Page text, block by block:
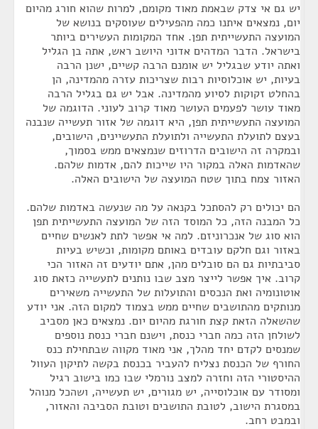
יש גם אי צדק שבאמת מאוד מקומם, למרות שהוא חורג מהיום
יום, נמצאים איתנו כמה מהפעילים שעוסקים בנושא של
המועצה התעשייתית תפן. אחד המקומות העשירים ביותר
בישראל. הדבר המדהים אדוני היושב ראש, אתה בן הגליל
ואתה יודע שבגליל יש אומנם הרבה קשיים, ישנן הרבה
בעיות, יש אוכלוסיות רבות שצריכות עזרה מהמדינה, הן
בהחלט זקוקות לסיוע מהמדינה. אבל יש גם בגליל הרבה
מאוד עושר לפעמים העושר מאוד קרוב לעוני. הדוגמה של
המועצה התעשייתית תפן, היא דוגמה של אזור תעשייה שנבנה
בעצם לתועלת התעשייה ולתועלת התעשיינים, הישובים,
ובמקרה זה הישובים הדרוזים שנמצאים ממש בסמוך,
שהאדמות האלה במקור היו שייכות להם, אדמות שלהם.
האזור צמח בתוך שטח המועצה של הישובים האלה.
הם יכולים רק להסתכל בקנאה על מה שנעשה באדמות שלהם.
כל המבנה הזה, כל המוסד הזה של המועצה התעשייתית תפן
הוא סוג של אנכרוניזם. למה אי אפשר לתת לאנשים שחיים
באזור וגם חלקם עובדים באותם מקומות, וכשיש בעיות
סביבתיות גם הם סובלים מהן, אתם יודעים זה האזור הכי
קרוב. איך אפשר לייצר מצב שבו נותנים לתעשייה כזאת סוג
אוטונומיה ואת הנכסים והתועלות של התעשייה משאירים
מנותקים מהתושבים שחיים ממש בצמוד למקום הזה. אני יודע
שהשאלה הזאת קצת חורגת מהיום יום. נמצאים כאן מסביב
לשולחן הזה כמה חברי כנסת, וישנם חברי כנסת נוספים
שמנסים לקדם יחד מהלך, אני מאוד מקווה שבתחילת כנס
החורף של הכנסת נצליח להעביר בכנסת בקשה לתיקון העוול
ההיסטורי הזה וחזרה למצב נורמלי שבו כמו בישוב רגיל
ומסודר עם אוכלוסייה, יש מגורים, יש תעשייה, ושהכל מנוהל
במסגרת הישוב, לטובת התושבים וטובת הסביבה והאזור,
ובמבט רחב.